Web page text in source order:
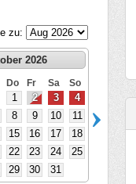
zu:
2026
Do Fr Sa So
1 2 3
4
8 9 10
11
15 16 17
18
22 23 24
25
29 30 31